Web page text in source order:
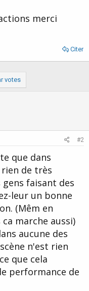
merci
Citer
votes
#2
que dans
de très
faisant des
leur un bonne
(Mêm en
marche aussi)
aucune des
n'est rien
que cela
performance de